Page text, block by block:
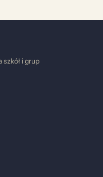
szkół i grup